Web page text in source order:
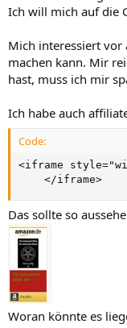
Ich will mich auf die
Mich interessiert vor
machen kann. Mir
hast, muss ich mir
Ich habe auch
Code:
<iframe
    </iframe>
Das sollte so
Woran könnte es